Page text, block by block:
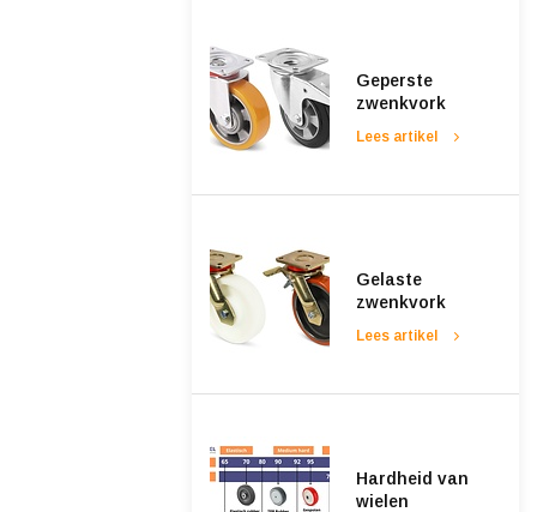
Geperste
zwenkvork
Lees artikel
Gelaste
zwenkvork
Lees artikel
Hardheid van
wielen